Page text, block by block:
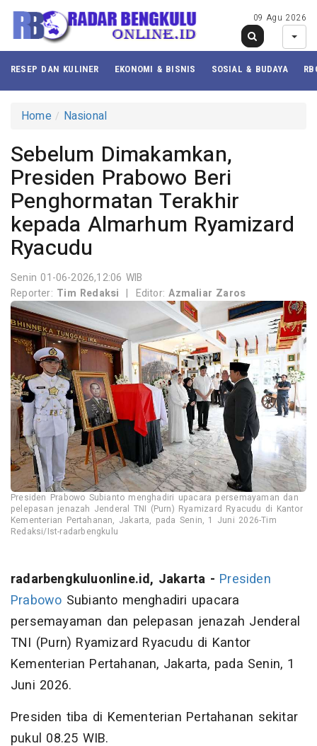
09 Agu 2026
RESEP DAN KULINER EKONOMI & BISNIS SOSIAL & BUDAYA
Home Nasional
Sebelum Dimakamkan,
Presiden Prabowo Beri
Penghormatan Terakhir
kepada Almarhum Ryamizard
Ryacudu
Senin 01-06-2026,12:06 WIB
Reporter: Tim Redaksi | Editor:Azmaliar Zaros
Presiden Prabowo Subianto menghadiri upacara persemayaman dan
pelepasan jenazah Jenderal TNI (Purn) Ryamizard Ryacudu di Kantor
Kementerian Pertahanan, Jakarta, pada Senin, 1 Juni 2026-Tim
Redaksi/Ist-radarbengkulu
radarbengkuluonline.id, Jakarta - Presiden
Prabowo Subianto menghadiri upacara
persemayaman dan pelepasan jenazah Jenderal
TNI (Purn) Ryamizard Ryacudu di Kantor
Kementerian Pertahanan, Jakarta, pada Senin, 1
Juni 2026.
Presiden tiba di Kementerian Pertahanan sekitar
pukul 08.25 WIB.